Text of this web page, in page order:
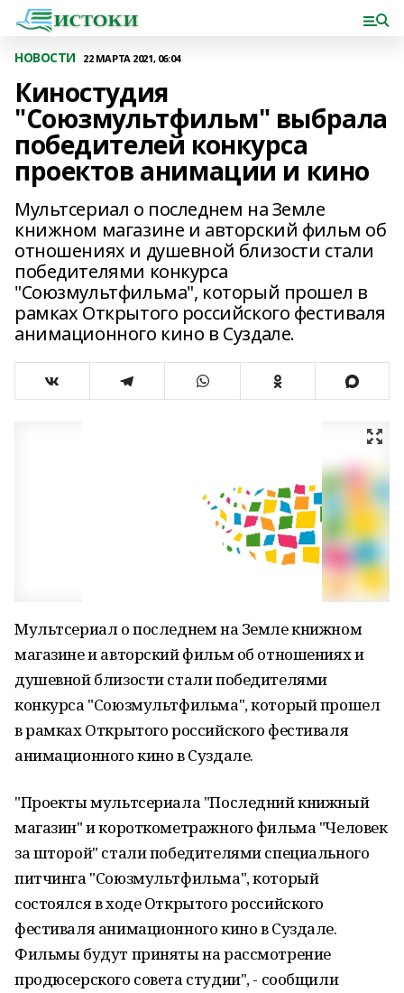
НОВОСТИ 22 МАРТА 2021, 06:04
Киностудия
"Союзмультфильм" выбрала
победителей конкурса
проектов анимации и кино
Мультсериал о последнем на Земле
книжном магазине и авторский фильм об
отношениях и душевной близости стали
победителями конкурса
"Союзмультфильма", который прошел в
рамках Открытого российского фестиваля
анимационного кино в Суздале.
Мультсериал о последнем на Земле книжном
магазине и авторский фильм об отношениях и
душевной близости стали победителями
конкурса "Союзмультфильма", который прошел
в рамках Открытого российского фестиваля
анимационного кино в Суздале.
"Проекты мультсериала "Последний книжный
магазин" и короткометражного фильма "Человек
за шторой" стали победителями специального
питчинга "Союзмультфильма", который
состоялся в ходе Открытого российского
фестиваля анимационного кино в Суздале.
Фильмы будут приняты на рассмотрение
продюсерского совета студии", - сообщили